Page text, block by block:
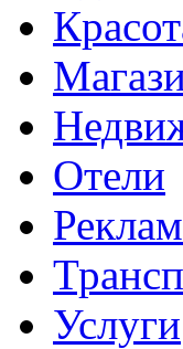
Отели
Услуги